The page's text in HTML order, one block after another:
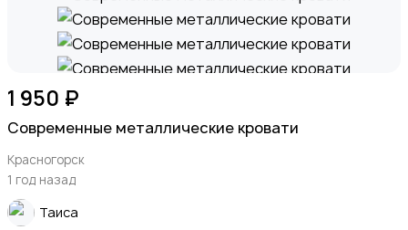
1 950 ₽
Современные металлические кровати
Красногорск
1 год назад
Таиса